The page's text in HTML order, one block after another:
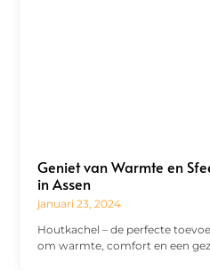
Geniet van Warmte en
in Assen
januari 23, 2024
Houtkachel – de perfecte
om warmte, comfort en een